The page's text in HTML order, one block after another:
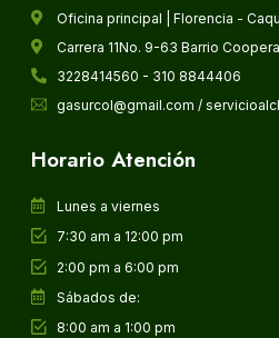
Oficina principal | Florencia -
Carrera 11No. 9-63 Barrio
3228414560 - 310 8844406
gasurcol@gmail.com /
Horario Atención
Lunes a viernes
7:30 am a 12:00 pm
2:00 pm a 6:00 pm
Sábados de:
8:00 am a 1:00 pm